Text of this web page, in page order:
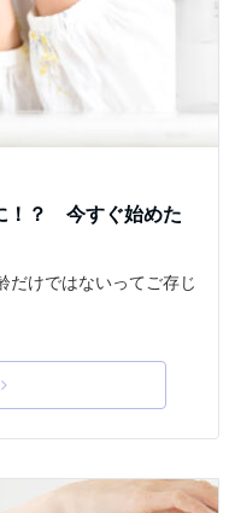
！？ 今すぐ始めた
けではないってご存じ